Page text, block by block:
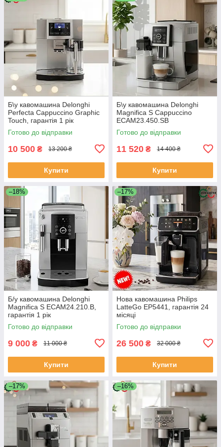
Б\у кавомашина Delonghi
Perfecta Cappuccino Graphic
Touch, гарантія 1 рік
Готово до відправки
10 500 ₴ 13 200 ₴
Купити
Б\у кавомашина Delonghi
Magnifica S Cappuccino
ECAM23.450.SB
Готово до відправки
11 520 ₴ 14 400 ₴
Купити
–18%
Б/у кавомашина Delonghi
Magnifica S ECAM24.210.B,
гарантія 1 рік
Готово до відправки
9 000 ₴ 11 000 ₴
Купити
–17%
Нова кавомашина Philips
LatteGo EP5441, гарантія 24
місяці
Готово до відправки
26 500 ₴ 32 000 ₴
Купити
–17% –16%